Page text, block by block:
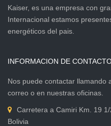
Kaiser, es una empresa con
Internacional estamos
energéticos del pais.
INFORMACION DE
Nos puede contactar llamando
correo o en nuestras oficinas.
Carretera a Camiri Km. 19
Bolivia